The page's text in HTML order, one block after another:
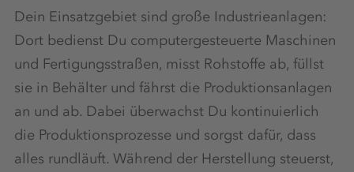
Dein Einsatzgebiet sind große Industrieanlagen:
Dort bedienst Du computergesteuerte Maschinen
und Fertigungsstraßen, misst Rohstoffe ab, füllst
sie in Behälter und fährst die Produktionsanlagen
an und ab. Dabei überwachst Du kontinuierlich
die Produktionsprozesse und sorgst dafür, dass
alles rundläuft. Während der Herstellung steuerst,